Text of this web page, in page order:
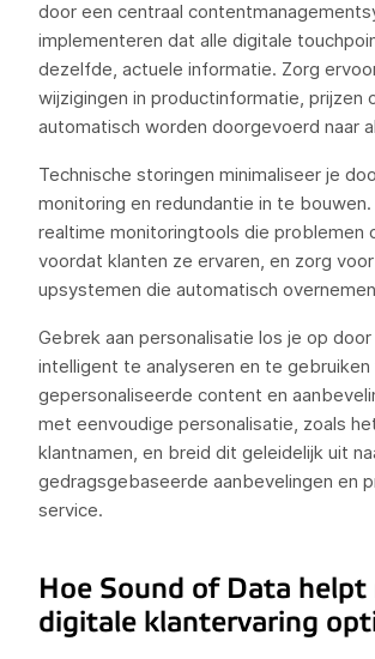
door een centraal
implementeren dat alle digitale
dezelfde, actuele informatie. Zorg
wijzigingen in productinformatie, prijzen
automatisch worden doorgevoerd naar
Technische storingen minimaliseer je
monitoring en redundantie in te
realtime monitoringtools die problemen
voordat klanten ze ervaren, en zorg
upsystemen die automatisch
Gebrek aan personalisatie los je op
intelligent te analyseren en te gebruiken
gepersonaliseerde content en
met eenvoudige personalisatie, zoals
klantnamen, en breid dit geleidelijk uit
gedragsgebaseerde aanbevelingen en
service.
Hoe Sound of Data
digitale klantervaring